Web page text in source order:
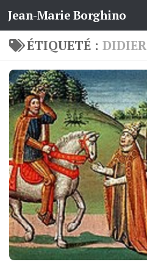
Skip to content
Jean-Marie Borghino
ÉTIQUETÉ : DIDIER